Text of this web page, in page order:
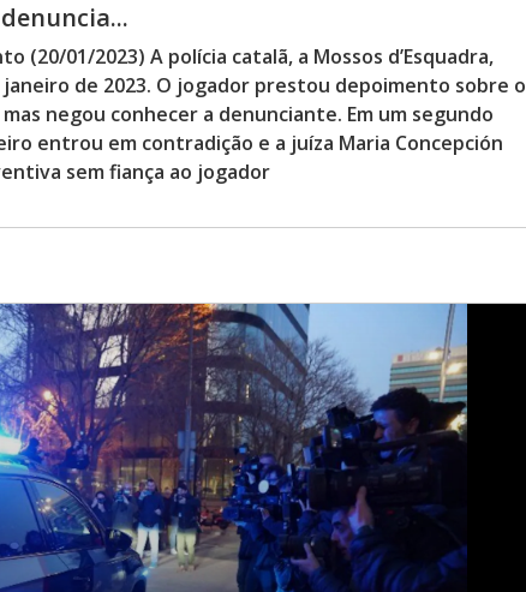
(20/01/2023) A polícia catalã, a Mossos d’Esquadra,
de 2023. O jogador prestou depoimento sobre o
negou conhecer a denunciante. Em um segundo
entrou em contradição e a juíza Maria Concepción
sem fiança ao jogador